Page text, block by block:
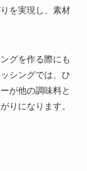
を実現し、素材
グを作る際にも
シングでは、ひ
が他の調味料と
りになります。